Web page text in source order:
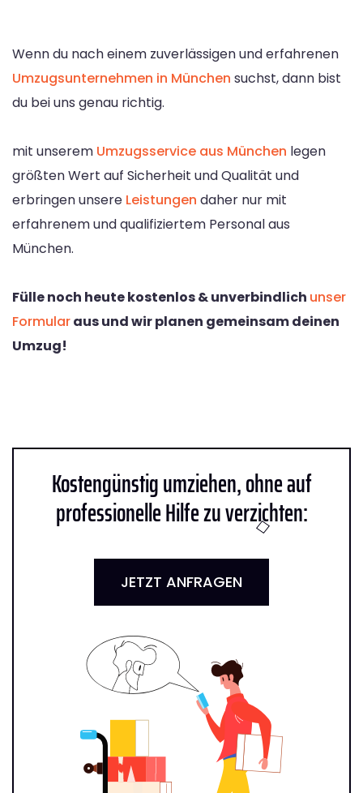
Wenn du nach einem zuverlässigen und erfahrenen
Umzugsunternehmen in München suchst, dann bist
du bei uns genau richtig.
mit unserem Umzugsservice aus München legen
größten Wert auf Sicherheit und Qualität und
erbringen unsere Leistungen daher nur mit
erfahrenem und qualifiziertem Personal aus
München.
Fülle noch heute kostenlos & unverbindlich unser
Formularaus und wir planen gemeinsam deinen
Umzug!
Kostengünstig umziehen, ohne auf
professionelle Hilfe zu verzichten:
JETZT ANFRAGEN